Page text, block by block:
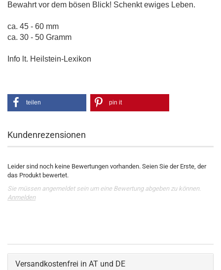
Bewahrt vor dem bösen Blick! Schenkt ewiges Leben.
ca. 45 - 60 mm
ca. 30 - 50 Gramm
Info lt. Heilstein-Lexikon
teilen pin it
Kundenrezensionen
Leider sind noch keine Bewertungen vorhanden. Seien Sie der Erste, der
das Produkt bewertet.
Sie müssen angemeldet sein um eine Bewertung abgeben zu können.
Anmelden
Versandkostenfrei in AT und DE